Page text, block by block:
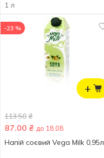
1 л
+
-23 %
113.50 ₴
87.00 ₴ до 18.08
Напій соєвий Vega Milk 0,95л